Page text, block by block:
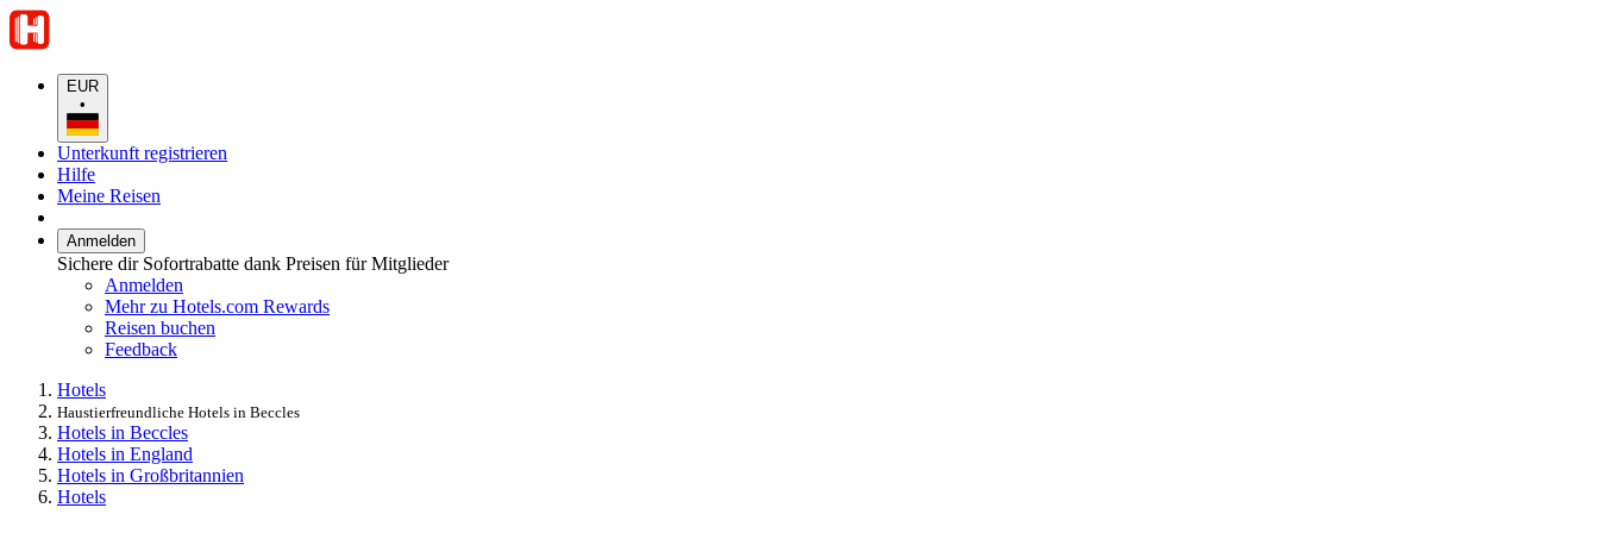
EUR
•
Unterkunft registrieren
Hilfe
Meine Reisen
Anmelden
Sichere dir Sofortrabatte dank Preisen für Mitglieder
Anmelden
Mehr zu Hotels.com Rewards
Reisen buchen
Feedback
Hotels
Haustierfreundliche Hotels in Beccles
Hotels in Beccles
Hotels in England
Hotels in Großbritannien
Hotels